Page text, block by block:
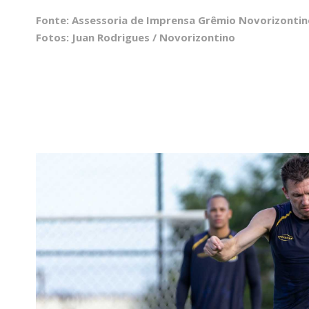
Fonte: Assessoria de Imprensa Grêmio
Fotos: Juan Rodrigues / Novorizontino